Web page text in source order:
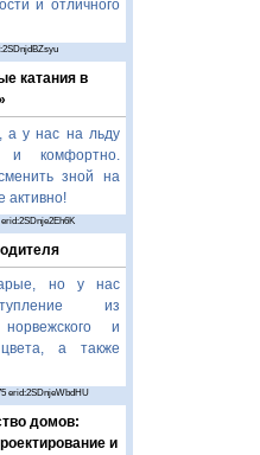
и отличного
катания в
а у нас на льду
и комфортно.
зной на
активно!
но у нас
из
и
а также
erid:2SDnjeWbdHU
домов:
и